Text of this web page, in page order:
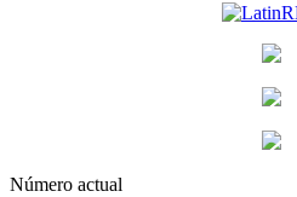
Número actual